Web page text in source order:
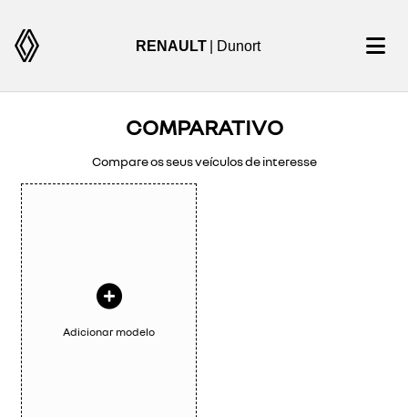
RENAULT | Dunort
COMPARATIVO
Compare os seus veículos de interesse
Adicionar modelo